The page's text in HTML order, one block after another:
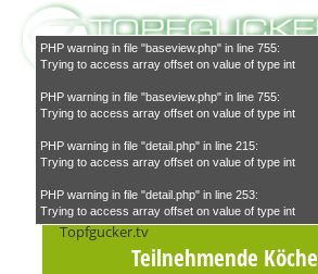
Teilnehmende Köche
PHP warning in file "baseview.php" in line 755:
Trying to access array offset on value of type int
PHP warning in file "baseview.php" in line 755:
Trying to access array offset on value of type int
PHP warning in file "detail.php" in line 215:
Trying to access array offset on value of type int
PHP warning in file "detail.php" in line 253:
Trying to access array offset on value of type int